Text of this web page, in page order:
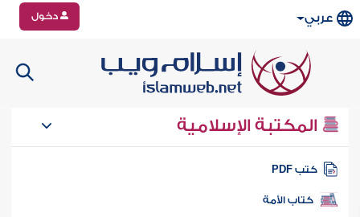
عربي دخول
المكتبة الإسلامية
كتب PDF